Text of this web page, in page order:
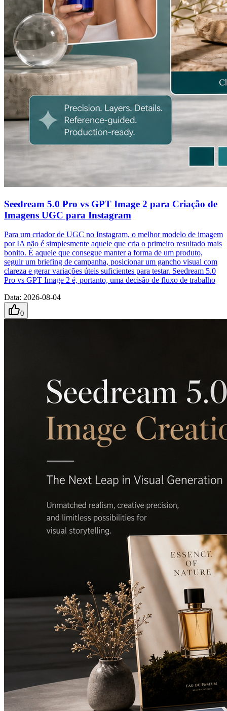
Seedream 5.0 Pro vs GPT Image 2 para Criação de
Imagens UGC para Instagram
Para um criador de UGC no Instagram, o melhor modelo de imagem
por IA não é simplesmente aquele que cria o primeiro resultado mais
bonito. É aquele que consegue manter a forma de um produto,
seguir um briefing de campanha, posicionar um gancho visual com
clareza e gerar variações úteis suficientes para testar. Seedream 5.0
Pro vs GPT Image 2 é, portanto, uma decisão de fluxo de trabalho
Data: 2026-08-04
0